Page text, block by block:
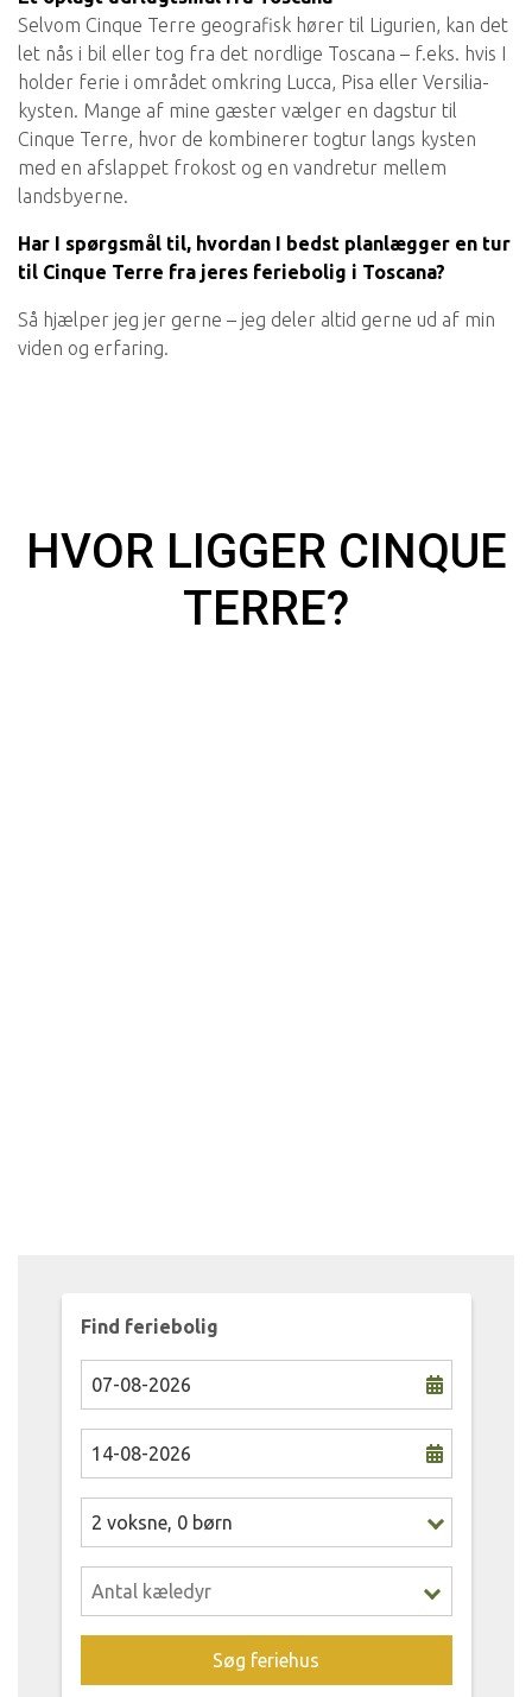
Selvom Cinque Terre geografisk hører til Ligurien, kan det
let nås i bil eller tog fra det nordlige Toscana – f.eks. hvis I
holder ferie i området omkring Lucca, Pisa eller Versilia-
kysten. Mange af mine gæster vælger en dagstur til
Cinque Terre, hvor de kombinerer togtur langs kysten
med en afslappet frokost og en vandretur mellem
landsbyerne.
Har I spørgsmål til, hvordan I bedst planlægger en tur
til Cinque Terre fra jeres feriebolig i Toscana?
Så hjælper jeg jer gerne – jeg deler altid gerne ud af min
viden og erfaring.
HVOR LIGGER CINQUE
TERRE?
Find feriebolig
2 voksne, 0 børn
Søg feriehus